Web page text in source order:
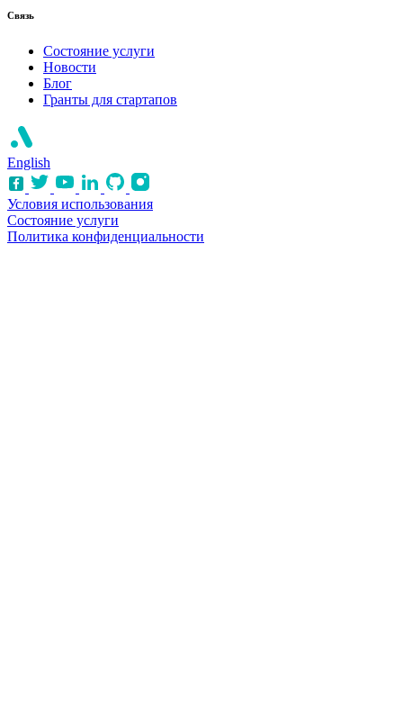
Связь
Состояние услуги
Новости
Блог
Гранты для стартапов
English
Условия использования
Состояние услуги
Политика конфиденциальности